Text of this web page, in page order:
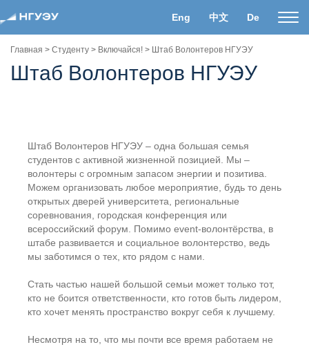
Eng 中文 De
Главная > Студенту > Включайся! > Штаб Волонтеров НГУЭУ
Штаб Волонтеров НГУЭУ
Штаб Волонтеров НГУЭУ – одна большая семья
студентов с активной жизненной позицией. Мы –
волонтеры с огромным запасом энергии и позитива.
Можем организовать любое мероприятие, будь то день
открытых дверей университета, региональные
соревнования, городская конференция или
всероссийский форум. Помимо event-волонтёрства, в
штабе развивается и социальное волонтерство, ведь
мы заботимся о тех, кто рядом с нами.
Стать частью нашей большой семьи может только тот,
кто не боится ответственности, кто готов быть лидером,
кто хочет менять пространство вокруг себя к лучшему.
Несмотря на то, что мы почти все время работаем не